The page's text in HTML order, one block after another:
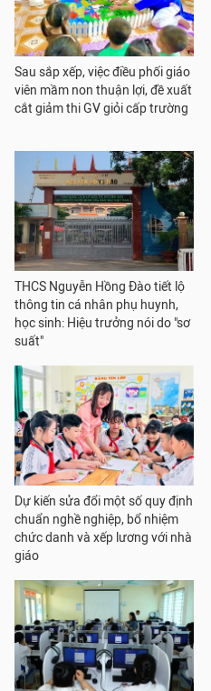
Sau sắp xếp, việc điều phối giáo
viên mầm non thuận lợi, đề xuất
cắt giảm thi GV giỏi cấp trường
THCS Nguyễn Hồng Đào tiết lộ
thông tin cá nhân phụ huynh,
học sinh: Hiệu trưởng nói do "sơ
suất"
Dự kiến sửa đổi một số quy định
chuẩn nghề nghiệp, bổ nhiệm
chức danh và xếp lương với nhà
giáo